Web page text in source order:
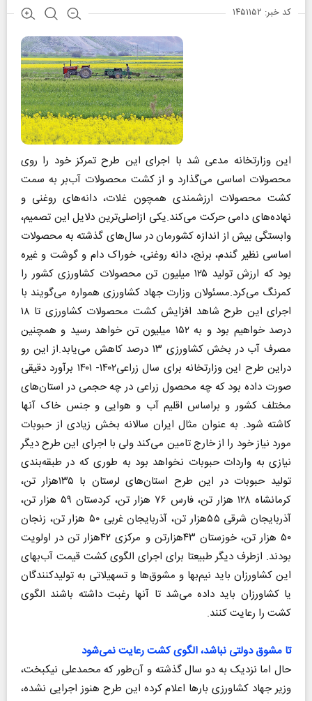
کد خبر: ۱۴۵۱۱۵۲
این وزارتخانه مدعی شد با اجرای این طرح تمرکز خود را روی
محصولات اساسی می‌گذارد و از کشت محصولات آب‌بر به سمت
کشت محصولات ارزشمندی همچون غلات، دانه‌های روغنی و
نهاده‌های دامی حرکت می‌کند.یکی ازاصلی‌ترین دلایل این تصمیم،
وابستگی بیش از اندازه کشورمان در سال‌های گذشته به محصولات
اساسی نظیر گندم، برنج، دانه روغنی، خوراک دام و گوشت و غیره
بود که ارزش تولید ۱۲۵ میلیون تن محصولات کشاورزی کشور را
کمرنگ می‌‌کرد.مسئولان وزارت جهاد کشاورزی همواره می‌گویند با
اجرای این طرح شاهد افزایش کشت محصولات کشاورزی تا ۱۸
درصد خواهیم بود و به ۱۵۲ میلیون تن خواهد رسید و همچنین
مصرف آب در بخش کشاورزی ۱۳ درصد کاهش می‌یابد.از این رو
دراین طرح این وزارتخانه برای سال زراعی۱۴۰۲- ۱۴۰۱ برآورد دقیقی
صورت داده بود که چه محصول زراعی در چه حجمی در استان‌های
مختلف کشور و براساس اقلیم آب و هوایی و جنس خاک آنها
کاشته شود. به عنوان مثال ایران سالانه بخش زیادی از حبوبات
مورد نیاز خود را از خارج تامین می‌کند ولی با اجرای این طرح دیگر
نیازی به واردات حبوبات نخواهد بود به طوری که در طبقه‌بندی
تولید حبوبات در این طرح استان‌های لرستان با ۱۳۵هزار تن،
کرمانشاه ۱۲۸ هزار تن، فارس ۷۶ هزار تن، کردستان ۵۹ هزار تن،
آذربایجان شرقی ۵۵هزار تن، آذربایجان غربی ۵۰ هزار تن، زنجان
۵۰ هزار تن، خوزستان ۴۳هزارتن و مرکزی ۴۲هزار تن در اولویت
بودند. ازطرف دیگر طبیعتا برای اجرای الگوی کشت قیمت آب‌بهای
این کشاورزان باید نیم‌بها و مشوق‌ها و تسهیلاتی به تولیدکنندگان
یا کشاورزان باید داده می‌شد تا آنها رغبت داشته باشند الگوی
کشت را رعایت کنند.
تا مشوق دولتی نباشد، الگوی کشت رعایت نمی‌شود
حال اما نزدیک به دو سال گذشته و آن‌طور که محمد‌علی نیکبخت،
وزیر جهاد کشاورزی بارها اعلام کرده این طرح هنوز اجرایی نشده،